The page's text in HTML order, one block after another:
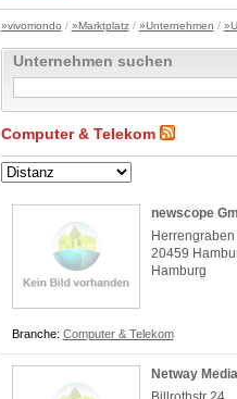
»vivomondo / »Marktplatz/ »Unternehmen /
Unternehmen suchen
Computer & Telekom
newscope
20459
Hamburg
Branche: Computer & Telekom
Netway Media